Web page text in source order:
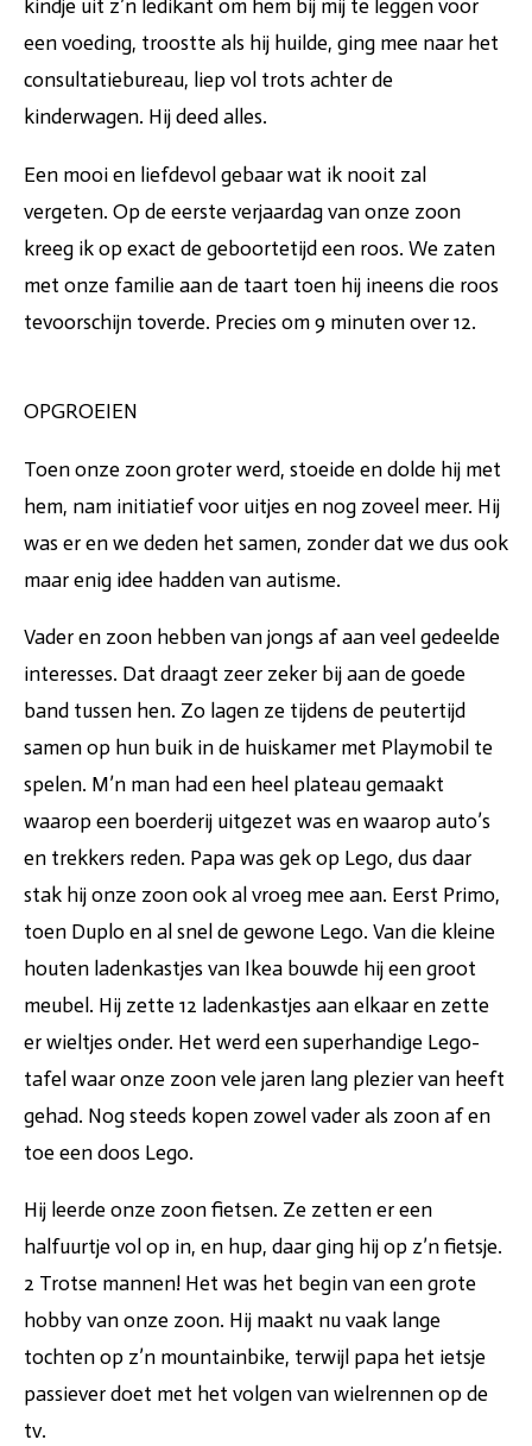
kindje uit z’n ledikant om hem bij mij te leggen voor
een voeding, troostte als hij huilde, ging mee naar het
consultatiebureau, liep vol trots achter de
kinderwagen. Hij deed alles.
Een mooi en liefdevol gebaar wat ik nooit zal
vergeten. Op de eerste verjaardag van onze zoon
kreeg ik op exact de geboortetijd een roos. We zaten
met onze familie aan de taart toen hij ineens die roos
tevoorschijn toverde. Precies om 9 minuten over 12.
OPGROEIEN
Toen onze zoon groter werd, stoeide en dolde hij met
hem, nam initiatief voor uitjes en nog zoveel meer. Hij
was er en we deden het samen, zonder dat we dus ook
maar enig idee hadden van autisme.
Vader en zoon hebben van jongs af aan veel gedeelde
interesses. Dat draagt zeer zeker bij aan de goede
band tussen hen. Zo lagen ze tijdens de peutertijd
samen op hun buik in de huiskamer met Playmobil te
spelen. M’n man had een heel plateau gemaakt
waarop een boerderij uitgezet was en waarop auto’s
en trekkers reden. Papa was gek op Lego, dus daar
stak hij onze zoon ook al vroeg mee aan. Eerst Primo,
toen Duplo en al snel de gewone Lego. Van die kleine
houten ladenkastjes van Ikea bouwde hij een groot
meubel. Hij zette 12 ladenkastjes aan elkaar en zette
er wieltjes onder. Het werd een superhandige Lego-
tafel waar onze zoon vele jaren lang plezier van heeft
gehad. Nog steeds kopen zowel vader als zoon af en
toe een doos Lego.
Hij leerde onze zoon fietsen. Ze zetten er een
halfuurtje vol op in, en hup, daar ging hij op z’n fietsje.
2 Trotse mannen! Het was het begin van een grote
hobby van onze zoon. Hij maakt nu vaak lange
tochten op z’n mountainbike, terwijl papa het ietsje
passiever doet met het volgen van wielrennen op de
tv.